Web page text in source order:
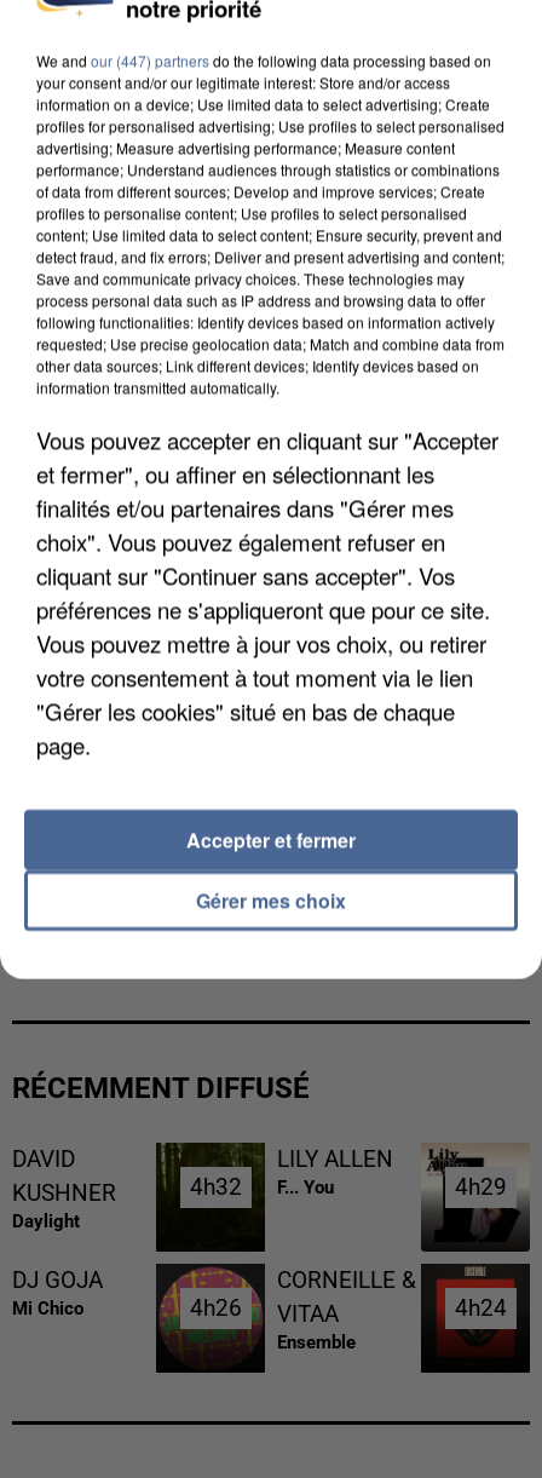
DE SOLIDARITÉ AVEC LES...
APRÈS TOUTES CES CANICULES, LES REFUGES
DE FAUNE SAUVAGE SONT...
L’UN DES FONDATEURS SUPPOSÉS DE LA DZ
RÉCEMMENT DIFFUSÉ
DAVID
KUSHNER
Daylight
4h32
4h32
LILY ALLEN
F... You 4h29
4h29
DJ GOJA
Mi Chico 4h26
4h26
CORNEILLE &
VITAA
Ensemble
4h24
4h24
notre priorité
We and our (447) partnersdo the following data processing based on
your consent and/or our legitimate interest: Store and/or access
information on a device; Use limited data to select advertising; Create
profiles for personalised advertising; Use profiles to select personalised
advertising; Measure advertising performance; Measure content
performance; Understand audiences through statistics or combinations
of data from different sources; Develop and improve services; Create
profiles to personalise content; Use profiles to select personalised
content; Use limited data to select content; Ensure security, prevent and
detect fraud, and fix errors; Deliver and present advertising and content;
Save and communicate privacy choices. These technologies may
process personal data such as IP address and browsing data to offer
following functionalities: Identify devices based on information actively
requested; Use precise geolocation data; Match and combine data from
other data sources; Link different devices; Identify devices based on
information transmitted automatically.
Vous pouvez accepter en cliquant sur "Accepter
et fermer", ou affiner en sélectionnant les
finalités et/ou partenaires dans "Gérer mes
choix". Vous pouvez également refuser en
cliquant sur "Continuer sans accepter". Vos
préférences ne s'appliqueront que pour ce site.
Vous pouvez mettre à jour vos choix, ou retirer
votre consentement à tout moment via le lien
"Gérer les cookies" situé en bas de chaque
page.
Gérer mes choix
Accepter et fermer